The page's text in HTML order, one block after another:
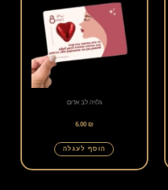
גלויה לב אדום
6.00 ₪
הוסף לעגלה